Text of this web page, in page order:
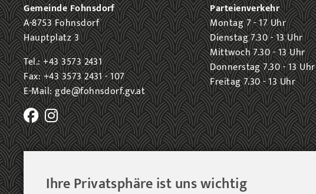
Ihre Privatsphäre ist uns wichtig
Gemeinde Fohnsdorf
A-8753 Fohnsdorf
Hauptplatz 3
Tel.: +43 3573 2431
Fax: +43 3573 2431 - 107
E-Mail: gde@fohnsdorf.gv.at
Parteienverkehr
Montag 7 - 17 Uhr
Dienstag 7.30 - 13 Uhr
Mittwoch 7.30 - 13 Uhr
Donnerstag 7.30 - 13 Uhr
Freitag 7.30 - 13 Uhr